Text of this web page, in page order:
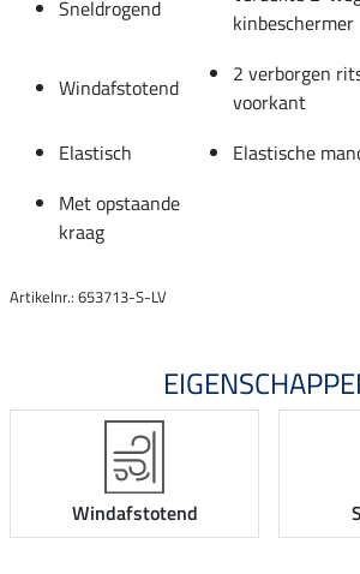
Sneldrogend
kinbeschermer
Windafstotend
2 verborgen
voorkant
Elastisch
Elastische
Met opstaande
kraag
Artikelnr.: 653713-S-LV
Windafstotend